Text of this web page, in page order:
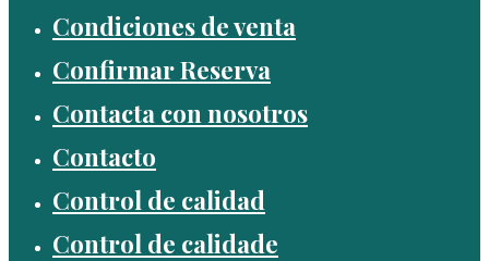
Condiciones de venta
Confirmar Reserva
Contacta con nosotros
Contacto
Control de calidad
Control de calidade